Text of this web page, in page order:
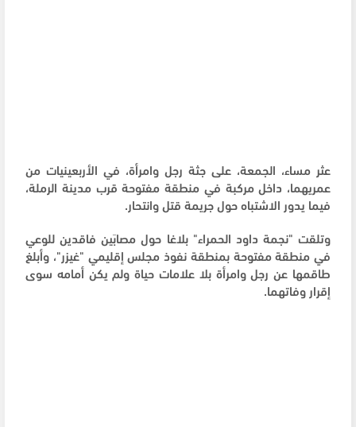
عثر مساء، الجمعة، على جثة رجل وامرأة، في الأربعينيات من
عمريهما، داخل مركبة في منطقة مفتوحة قرب مدينة الرملة،
فيما يدور الاشتباه حول جريمة قتل وانتحار.
وتلقت "نجمة داود الحمراء" بلاغا حول مصابَين فاقدين للوعي
في منطقة مفتوحة بمنطقة نفوذ مجلس إقليمي "غيزر"، وأبلغ
طاقمها عن رجل وامرأة بلا علامات حياة ولم يكن أمامه سوى
إقرار وفاتهما.